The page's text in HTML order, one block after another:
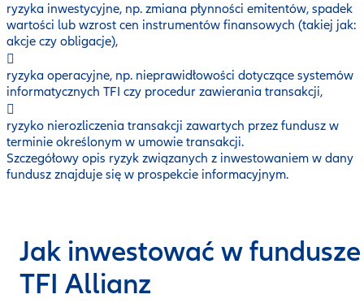
ryzyka inwestycyjne, np. zmiana płynności emitentów, spadek
wartości lub wzrost cen instrumentów finansowych (takiej jak:
akcje czy obligacje),
ryzyka operacyjne, np. nieprawidłowości dotyczące systemów
informatycznych TFI czy procedur zawierania transakcji,
ryzyko nierozliczenia transakcji zawartych przez fundusz w
terminie określonym w umowie transakcji.
Szczegółowy opis ryzyk związanych z inwestowaniem w dany
fundusz znajduje się w prospekcie informacyjnym.
Jak inwestować w fundusze
TFI Allianz